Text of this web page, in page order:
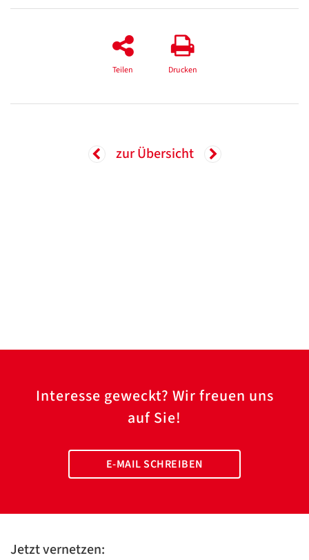
Teilen Drucken
zur Übersicht
Interesse geweckt? Wir freuen uns
auf Sie!
E-MAIL SCHREIBEN
Jetzt vernetzen: